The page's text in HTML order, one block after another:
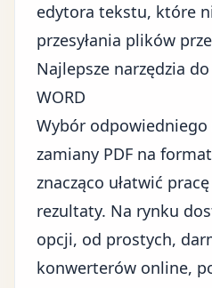
edytora tekstu, które
przesyłania plików
Najlepsze narzędzia
WORD
Wybór odpowiedniego
zamiany PDF na
znacząco ułatwić
rezultaty. Na rynku
opcji, od prostych,
konwerterów online,